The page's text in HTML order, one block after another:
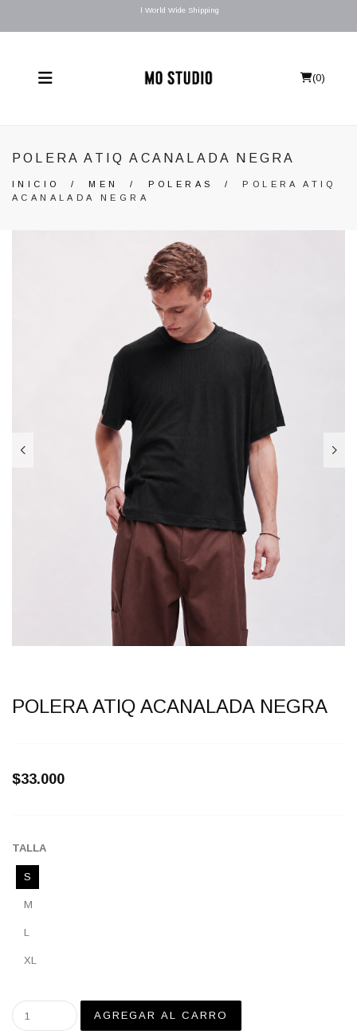
l World Wide Shipping
(0)
POLERA ATIQ ACANALADA NEGRA
INICIO /MEN / POLERAS / POLERA ATIQ
ACANALADA NEGRA
POLERA ATIQ ACANALADA NEGRA
$33.000
TALLA
S
M
L
XL